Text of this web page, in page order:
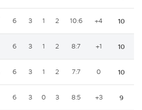
6 3 1 2 10:6 +4 10
6 3 1 2 8:7 +1 10
6 3 1 2 7:7 0 10
6 3 0 3 8:5 +3 9